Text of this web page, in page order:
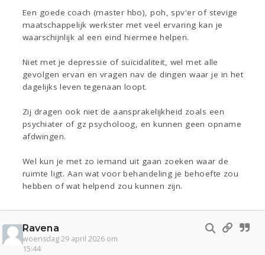
Een goede coach (master hbo), poh, spv'er of stevige
maatschappelijk werkster met veel ervaring kan je
waarschijnlijk al een eind hiermee helpen.
Niet met je depressie of suïcidaliteit, wel met alle
gevolgen ervan en vragen nav de dingen waar je in het
dagelijks leven tegenaan loopt.
Zij dragen ook niet de aansprakelijkheid zoals een
psychiater of gz psycholoog, en kunnen geen opname
afdwingen.
Wel kun je met zo iemand uit gaan zoeken waar de
ruimte ligt. Aan wat voor behandeling je behoefte zou
hebben of wat helpend zou kunnen zijn.
Ravena
woensdag 29 april 2026 om
15:44